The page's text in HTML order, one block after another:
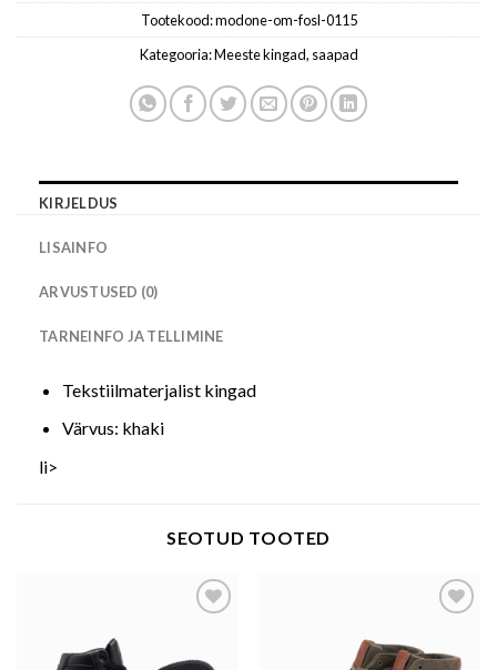
Tootekood:modone-om-fosl-0115
Kategooria:Meeste kingad, saapad
KIRJELDUS
LISAINFO
ARVUSTUSED (0)
TARNEINFO JA TELLIMINE
Tekstiilmaterjalist kingad
Värvus: khaki
li>
SEOTUD TOOTED
Add to wishlist Add to wishlist